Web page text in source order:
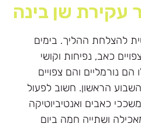
שן בינה
להצלחת ההליך. בימים
כאב, נפיחות וקושי
נורמליים והם צפויים
הראשון. חשוב לפעול
כאבים ואנטיביוטיקה
ושתייה חמה ביום